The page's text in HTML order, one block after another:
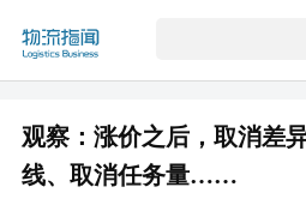
观察：涨价之后，取消差
线、取消任务量……